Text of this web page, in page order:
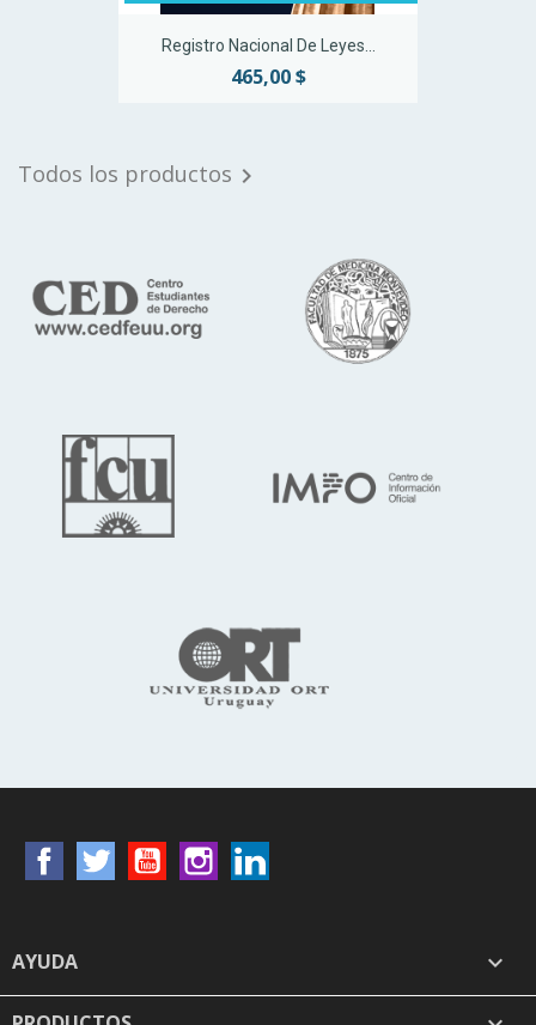
Registro Nacional De Leyes...
465,00 $
Todos los productos 
FacebookTwitter YouTubeInstagram
AYUDA 